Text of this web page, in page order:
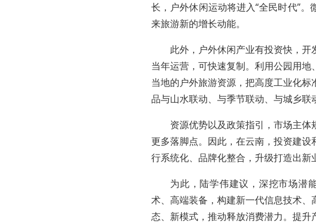
长，户外休闲运动将进入“全民时代”。
来旅游新的增长动能。
此外，户外休闲产业有投资快，开
当年运营，可快速复制。利用公园用
当地的户外旅游资源，把高度工业化
品与山水联动、与季节联动、与城乡联
资源优势以及政策指引，市场主
更多落脚点。因此，在云南，投资建设
行系统化、品牌化整合，升级打造出新
为此，陆学伟建议，深挖市场潜
术、高端装备，构建新一代信息技术
态、新模式，推动释放消费潜力。提